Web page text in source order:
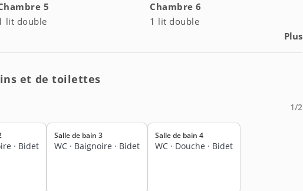
5
lit double
Chambre 6
1 lit double
Plus
et de toilettes
1/2
· Bidet
Salle de bain 3
WC · Baignoire · Bidet
Salle de bain 4
WC · Douche · Bidet